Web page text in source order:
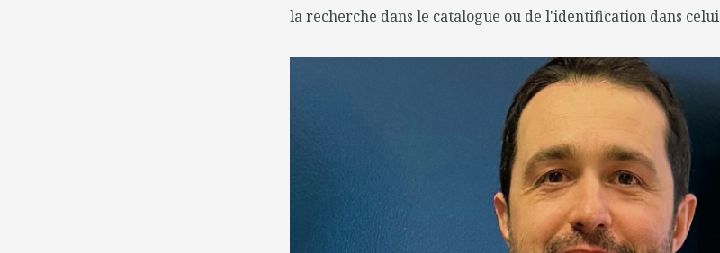
la recherche dans le catalogue ou de l'identification dans